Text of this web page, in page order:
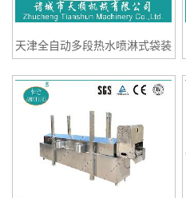
天津全自动多段热水喷淋式袋装
造商